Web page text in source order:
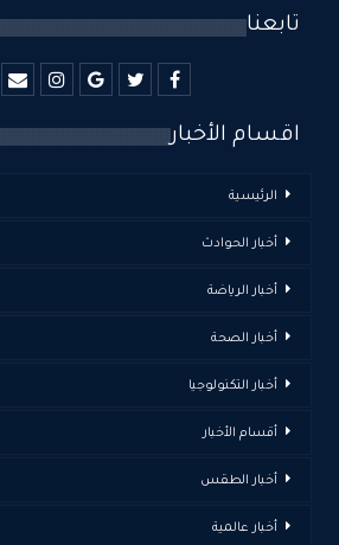
تابعنا
اقسام الأخبار
الرئيسية
أخبار الحوادث
أخبار الرياضة
أخبار الصحة
أخبار التكنولوجيا
أقسام الأخبار
أخبار الطقس
أخبار عالمية